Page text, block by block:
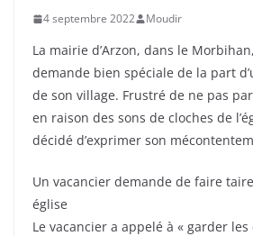
4 septembre 2022 Moudir
La mairie d’Arzon, dans le
demande bien spéciale de la part
de son village. Frustré de ne pas
en raison des sons de cloches de
décidé d’exprimer son
Un vacancier demande de faire
église
Le vacancier a appelé à « garder les